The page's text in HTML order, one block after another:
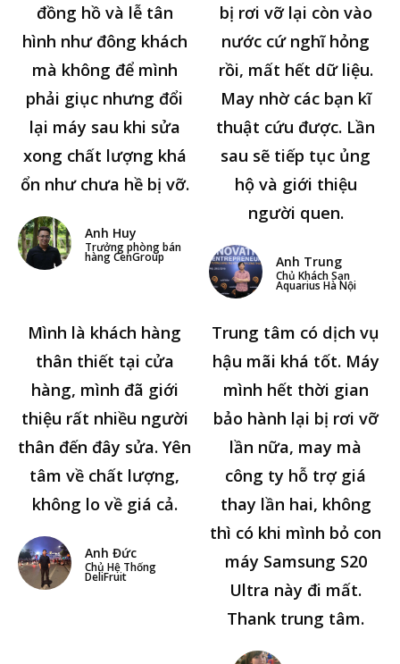
đồng hồ và lễ tân
hình như đông khách
mà không để mình
phải giục nhưng đổi
lại máy sau khi sửa
xong chất lượng khá
ổn như chưa hề bị vỡ.
Anh Huy
Trưởng phòng bán
hàng CenGroup
bị rơi vỡ lại còn vào
nước cứ nghĩ hỏng
rồi, mất hết dữ liệu.
May nhờ các bạn kĩ
thuật cứu được. Lần
sau sẽ tiếp tục ủng
hộ và giới thiệu
người quen.
Anh Trung
Chủ Khách Sạn
Aquarius Hà Nội
Mình là khách hàng
thân thiết tại cửa
hàng, mình đã giới
thiệu rất nhiều người
thân đến đây sửa. Yên
tâm về chất lượng,
không lo về giá cả.
Anh Đức
Chủ Hệ Thống
DeliFruit
Trung tâm có dịch vụ
hậu mãi khá tốt. Máy
mình hết thời gian
bảo hành lại bị rơi vỡ
lần nữa, may mà
công ty hỗ trợ giá
thay lần hai, không
thì có khi mình bỏ con
máy Samsung S20
Ultra này đi mất.
Thank trung tâm.